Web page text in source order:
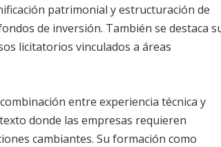
patrimonial y estructuración de
de inversión. También se destaca
licitatorios vinculados a áreas
entre experiencia técnica y
donde las empresas requieren
cambiantes. Su formación como